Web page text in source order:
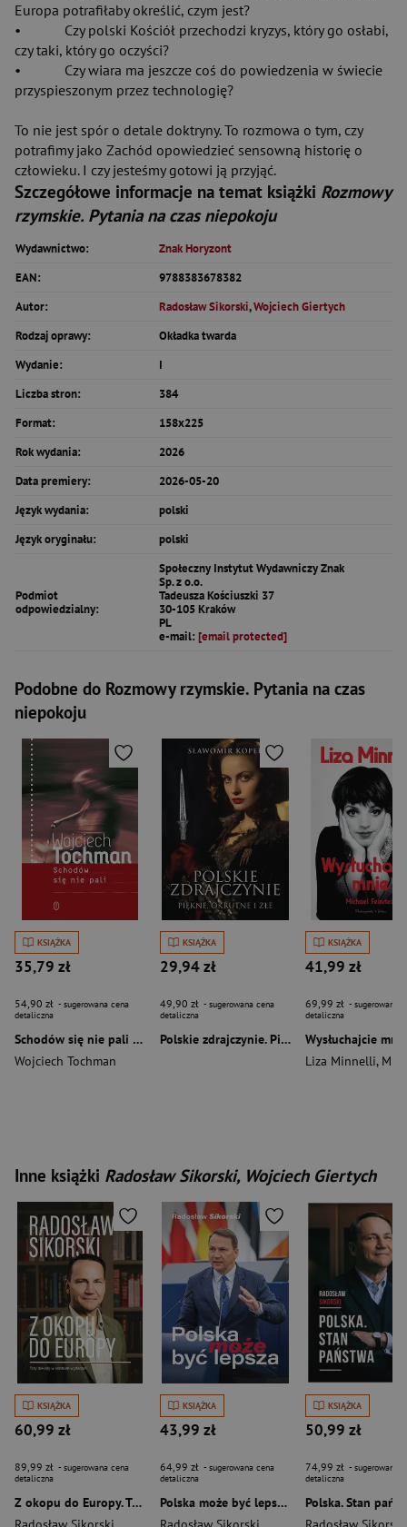
Europa potrafiłaby określić, czym jest?
• Czy polski Kościół przechodzi kryzys, który go osłabi,
czy taki, który go oczyści?
• Czy wiara ma jeszcze coś do powiedzenia w świecie
przyspieszonym przez technologię?
To nie jest spór o detale doktryny. To rozmowa o tym, czy
potrafimy jako Zachód opowiedzieć sensowną historię o
człowieku. I czy jesteśmy gotowi ją przyjąć.
Szczegółowe informacje na temat książki Rozmowy
rzymskie. Pytania na czas niepokoju
Wydawnictwo:
Znak Horyzont
EAN:
9788383678382
Autor:
Radosław Sikorski,Wojciech Giertych
Rodzaj oprawy:
Okładka twarda
Wydanie:
I
Liczba stron:
384
Format:
158x225
Rok wydania:
2026
Data premiery:
2026-05-20
Język wydania:
polski
Język oryginału:
polski
Podmiot
odpowiedzialny:
Społeczny Instytut Wydawniczy Znak
Sp. z o.o.
Tadeusza Kościuszki 37
30-105 Kraków
PL
e-mail: [email protected]
Podobne do Rozmowy rzymskie. Pytania na czas
niepokoju
KSIĄŻKA
35,79 zł
54,90 zł - sugerowana cena
detaliczna
Schodów się nie pali wyd. 2026
Wojciech Tochman
KSIĄŻKA
29,94 zł
49,90 zł - sugerowana cena
detaliczna
Polskie zdrajczynie. Piękne, okrutne i złe
KSIĄŻKA
41,99 zł
69,99 zł - sugerowana
detaliczna
Wysłuchajcie mnie
Liza Minnelli, Michael
Inne książki Radosław Sikorski, Wojciech Giertych
KSIĄŻKA
60,99 zł
89,99 zł - sugerowana cena
detaliczna
Z okopu do Europy. Trzy dekady w centrum wydarzeń
KSIĄŻKA
43,99 zł
64,99 zł - sugerowana cena
detaliczna
Polska może być lepsza (nowe wydanie)
KSIĄŻKA
50,99 zł
74,99 zł - sugerowana
detaliczna
Polska. Stan